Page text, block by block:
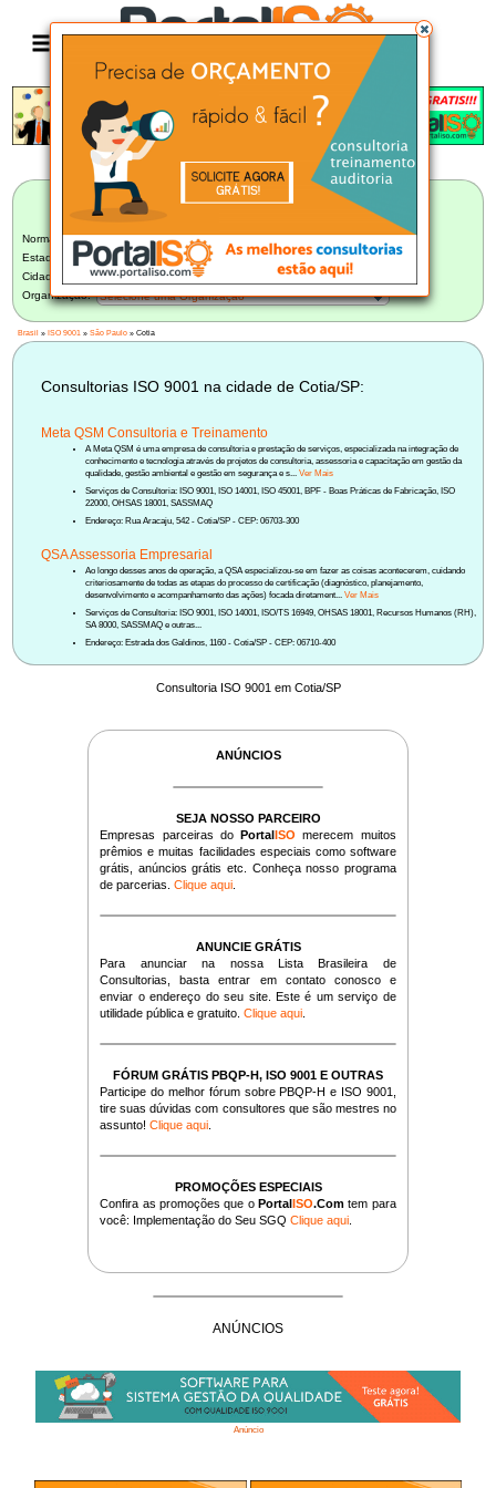
LISTA BRASILEIRA DE CONSULTORIAS
Norma:
ISO 9001
Estado:
São Paulo (219)
Cidade:
Cotia/SP (2)
Organização:
Selecione uma Organização
Brasil »ISO 9001 »São Paulo » Cotia
Consultorias ISO 9001 na cidade de Cotia/SP:
Meta QSM Consultoria e Treinamento
A Meta QSM é uma empresa de consultoria e prestação de serviços, especializada na integração de
conhecimento e tecnologia através de projetos de consultoria, assessoria e capacitação em gestão da
qualidade, gestão ambiental e gestão em segurança e s...Ver Mais
Serviços de Consultoria: ISO 9001, ISO 14001, ISO 45001, BPF - Boas Práticas de Fabricação, ISO
22000, OHSAS 18001, SASSMAQ
Endereço: Rua Aracaju, 542 - Cotia/SP - CEP: 06703-300
QSA Assessoria Empresarial
Ao longo desses anos de operação, a QSA especializou-se em fazer as coisas acontecerem, cuidando
criteriosamente de todas as etapas do processo de certificação (diagnóstico, planejamento,
desenvolvimento e acompanhamento das ações) focada diretament...Ver Mais
Serviços de Consultoria: ISO 9001, ISO 14001, ISO/TS 16949, OHSAS 18001, Recursos Humanos (RH),
SA 8000, SASSMAQ e outras...
Endereço: Estrada dos Galdinos, 1160 - Cotia/SP - CEP: 06710-400
Consultoria ISO 9001 em Cotia/SP
ANÚNCIOS
SEJA NOSSO PARCEIRO
Empresas parceiras doPortalISO merecem muitos
prêmios e muitas facilidades especiais como software
grátis, anúncios grátis etc. Conheça nosso programa
de parcerias.Clique aqui
ANUNCIE GRÁTIS
Para anunciar na nossa Lista Brasileira de
Consultorias, basta entrar em contato conosco e
enviar o endereço do seu site. Este é um serviço de
utilidade pública e gratuito.Clique aqui
FÓRUM GRÁTIS PBQP-H, ISO 9001 E OUTRAS
Participe do melhor fórum sobre PBQP-H e ISO 9001,
tire suas dúvidas com consultores que são mestres no
assunto!Clique aqui
PROMOÇÕES ESPECIAIS
Confira as promoções que oPortalISO.Com tem para
você: Implementação do Seu SGQClique aqui
ANÚNCIOS
Anúncio